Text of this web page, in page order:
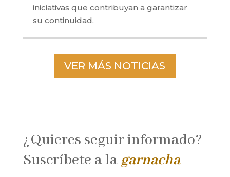
iniciativas que contribuyan a garantizar
su continuidad.
VER MÁS NOTICIAS
¿Quieres seguir informado?
Suscríbete a la garnacha